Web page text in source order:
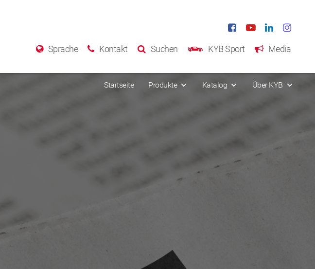
Sprache Kontakt Suchen KYB Sport Media
Startseite Produkte Katalog Über KYB